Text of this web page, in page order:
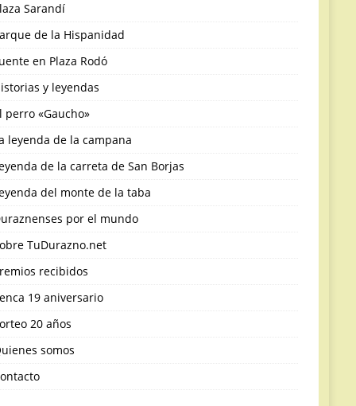
Sarandí
de la Hispanidad
en Plaza Rodó
y leyendas
perro «Gaucho»
leyenda de la campana
de la carreta de San Borjas
del monte de la taba
por el mundo
TuDurazno.net
recibidos
19 aniversario
20 años
somos